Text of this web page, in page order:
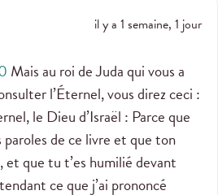
il y a 1 semaine, 1 jour
Mais au roi de Juda qui vous a
l’Éternel, vous direz ceci :
le Dieu d’Israël : Parce que
de ce livre et que ton
et que tu t’es humilié devant
ce que j’ai prononcé